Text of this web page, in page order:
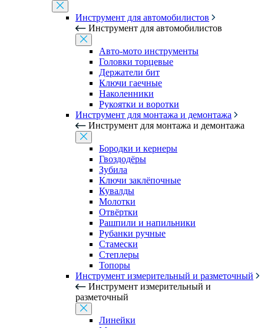
Инструмент для автомобилистов
Инструмент для автомобилистов
Авто-мото инструменты
Головки торцевые
Держатели бит
Ключи гаечные
Наколенники
Рукоятки и воротки
Инструмент для монтажа и демонтажа
Инструмент для монтажа и демонтажа
Бородки и кернеры
Гвоздодёры
Зубила
Ключи заклёпочные
Кувалды
Молотки
Отвёртки
Рашпили и напильники
Рубанки ручные
Стамески
Степлеры
Топоры
Инструмент измерительный и разметочный
Инструмент измерительный и
разметочный
Линейки